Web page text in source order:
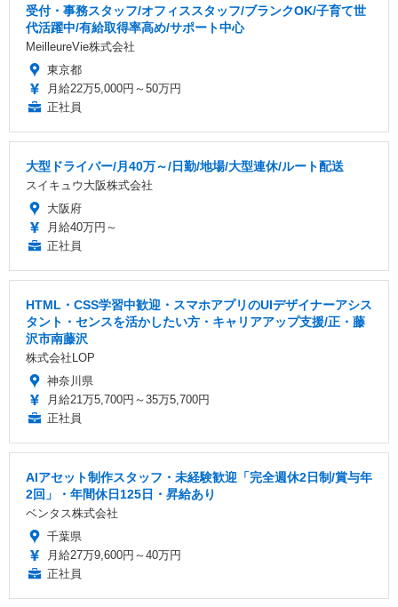
受付・事務スタッフ/オフィススタッフ/ブランクOK/子育て世
代活躍中/有給取得率高め/サポート中心
MeilleureVie株式会社
東京都
月給22万5,000円～50万円
正社員
大型ドライバー/月40万～/日勤/地場/大型連休/ルート配送
スイキュウ大阪株式会社
大阪府
月給40万円～
正社員
HTML・CSS学習中歓迎・スマホアプリのUIデザイナーアシス
タント・センスを活かしたい方・キャリアアップ支援/正・藤
沢市南藤沢
株式会社LOP
神奈川県
月給21万5,700円～35万5,700円
正社員
AIアセット制作スタッフ・未経験歓迎「完全週休2日制/賞与年
2回」・年間休日125日・昇給あり
ベンタス株式会社
千葉県
月給27万9,600円～40万円
正社員